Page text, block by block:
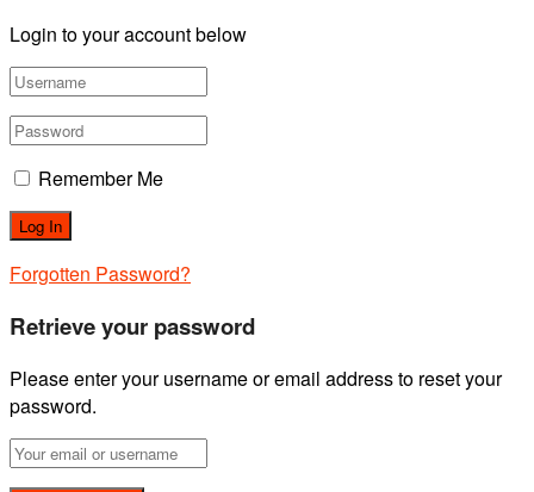
Login to your account below
Remember Me
Forgotten Password?
Retrieve your password
Please enter your username or email address to reset your
password.